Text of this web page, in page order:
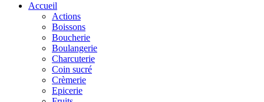
Accueil
Actions
Boissons
Boucherie
Boulangerie
Charcuterie
Coin sucré
Crèmerie
Epicerie